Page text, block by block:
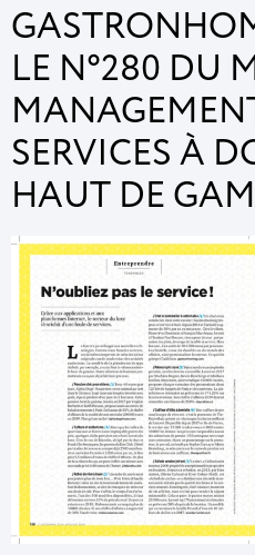
LE N°280 DU
SERVICES À
HAUT DE